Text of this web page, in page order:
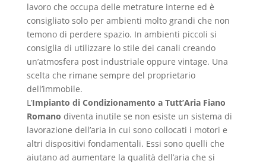
lavoro che occupa delle metrature interne ed è
consigliato solo per ambienti molto grandi che non
temono di perdere spazio. In ambienti piccoli si
consiglia di utilizzare lo stile dei canali creando
un’atmosfera post industriale oppure vintage. Una
scelta che rimane sempre del proprietario
dell’immobile.
L’Impianto di Condizionamento a Tutt’Aria Fiano
Romano diventa inutile se non esiste un sistema di
lavorazione dell’aria in cui sono collocati i motori e
altri dispositivi fondamentali. Essi sono quelli che
aiutano ad aumentare la qualità dell’aria che si